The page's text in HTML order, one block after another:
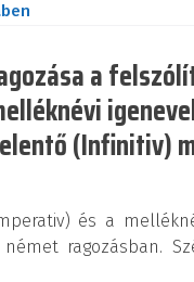
a
(Infinitiv)
és a
ragozásban.